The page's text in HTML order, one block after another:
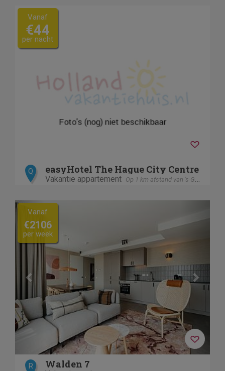
Vanaf
€44
per nacht
Q easyHotel The Hague City Centre
Vakantie appartement Op 1 km afstand van 's-Gravenhage / Den Haag
Previous
Vanaf
€2106
per week
R Walden 7